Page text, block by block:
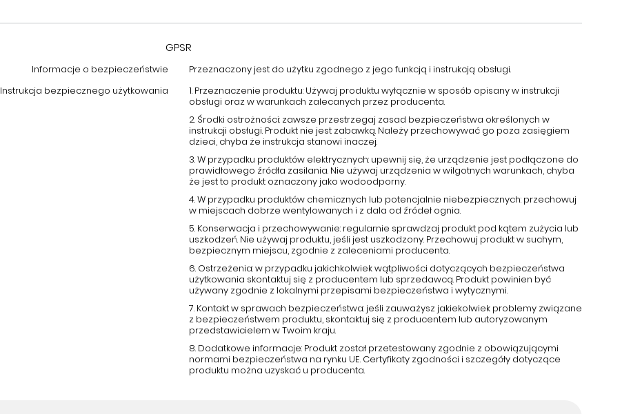
GPSR
Informacje o bezpieczeństwie
Przeznaczony jest do użytku zgodnego z jego funkcją i instrukcją obsługi.
Instrukcja bezpiecznego użytkowania
1. Przeznaczenie produktu: Używaj produktu wyłącznie w sposób opisany w instrukcji
obsługi oraz w warunkach zalecanych przez producenta.
2. Środki ostrożności: zawsze przestrzegaj zasad bezpieczeństwa określonych w
instrukcji obsługi. Produkt nie jest zabawką. Należy przechowywać go poza zasięgiem
dzieci, chyba że instrukcja stanowi inaczej.
3. W przypadku produktów elektrycznych: upewnij się, że urządzenie jest podłączone do
prawidłowego źródła zasilania. Nie używaj urządzenia w wilgotnych warunkach, chyba
że jest to produkt oznaczony jako wodoodporny.
4. W przypadku produktów chemicznych lub potencjalnie niebezpiecznych: przechowuj
w miejscach dobrze wentylowanych i z dala od źródeł ognia.
5. Konserwacja i przechowywanie: regularnie sprawdzaj produkt pod kątem zużycia lub
uszkodzeń. Nie używaj produktu, jeśli jest uszkodzony. Przechowuj produkt w suchym,
bezpiecznym miejscu, zgodnie z zaleceniami producenta.
6. Ostrzeżenia: w przypadku jakichkolwiek wątpliwości dotyczących bezpieczeństwa
użytkowania skontaktuj się z producentem lub sprzedawcą. Produkt powinien być
używany zgodnie z lokalnymi przepisami bezpieczeństwa i wytycznymi.
7. Kontakt w sprawach bezpieczeństwa: jeśli zauważysz jakiekolwiek problemy związane
z bezpieczeństwem produktu, skontaktuj się z producentem lub autoryzowanym
przedstawicielem w Twoim kraju.
8. Dodatkowe informacje: Produkt został przetestowany zgodnie z obowiązującymi
normami bezpieczeństwa na rynku UE. Certyfikaty zgodności i szczegóły dotyczące
produktu można uzyskać u producenta.